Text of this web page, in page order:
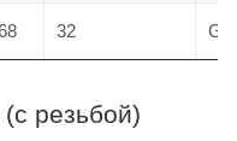
32
резьбой)